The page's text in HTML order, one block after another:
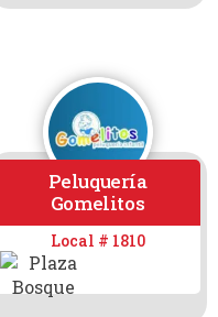
Peluquería
Gomelitos
Local # 1810